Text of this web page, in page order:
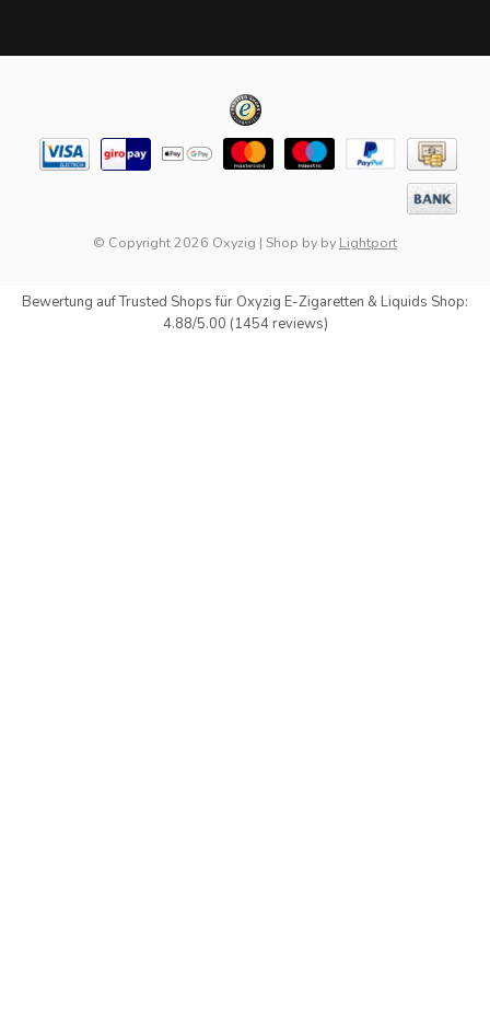
© Copyright 2026 Oxyzig | Shop by by Lightport
Bewertung aufTrusted Shopsfür Oxyzig E-Zigaretten & Liquids Shop:
4.88/5.00 (1454 reviews)